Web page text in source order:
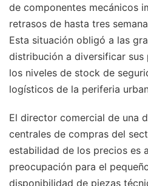
de componentes mecánicos
retrasos de hasta tres
Esta situación obligó a las
distribución a diversificar sus
los niveles de stock de
logísticos de la periferia
El director comercial de una
centrales de compras del
estabilidad de los precios es
preocupación para el
disponibilidad de piezas